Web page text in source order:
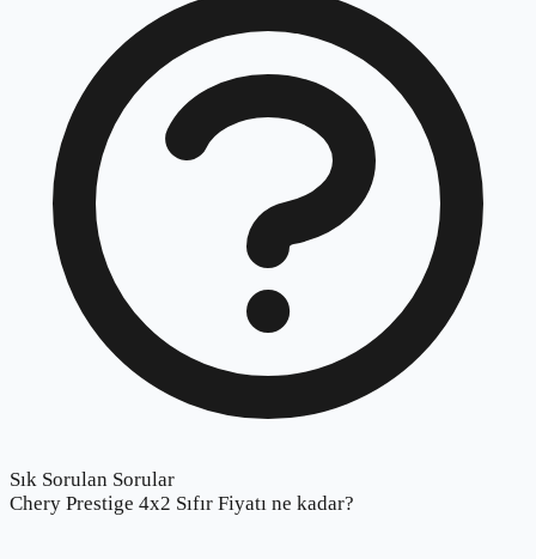
Sık Sorulan Sorular
Chery Prestige 4x2 Sıfır Fiyatı ne kadar?